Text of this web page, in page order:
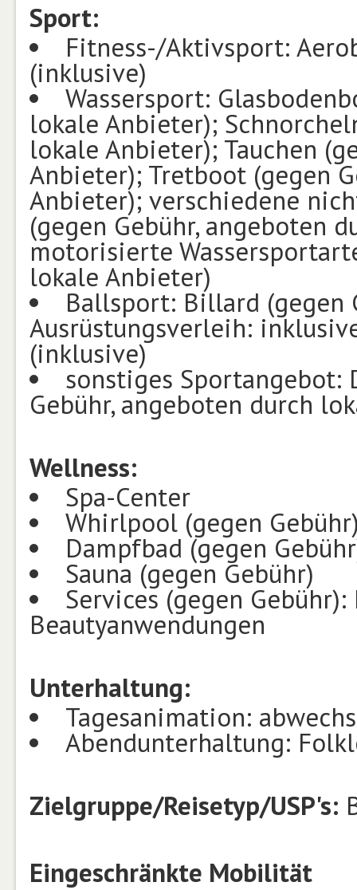
Sport:
Fitness-/Aktivsport:
(inklusive)
Wassersport:
lokale Anbieter);
lokale Anbieter); Tauchen
Anbieter); Tretboot (gegen
Anbieter); verschiedene
(gegen Gebühr, angeboten
motorisierte
lokale Anbieter)
Ballsport: Billard (gegen
Ausrüstungsverleih:
(inklusive)
sonstiges Sportangebot:
Gebühr, angeboten durch
Wellness:
Spa-Center
Whirlpool (gegen
Dampfbad (gegen
Sauna (gegen Gebühr)
Services (gegen
Beautyanwendungen
Unterhaltung:
Tagesanimation:
Abendunterhaltung:
Zielgruppe/Reisetyp/USP's:
Eingeschränkte Mobilität